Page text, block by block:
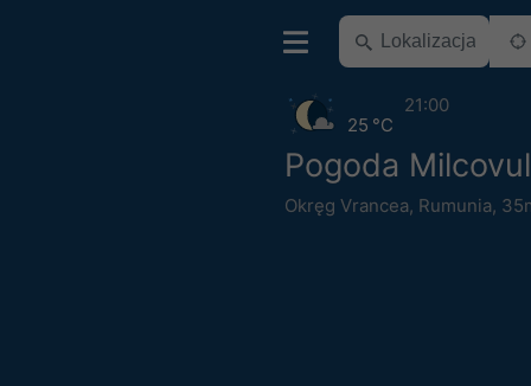
Pogoda Milcovul
Okręg Vrancea, Rumunia,
25 °C
21:00